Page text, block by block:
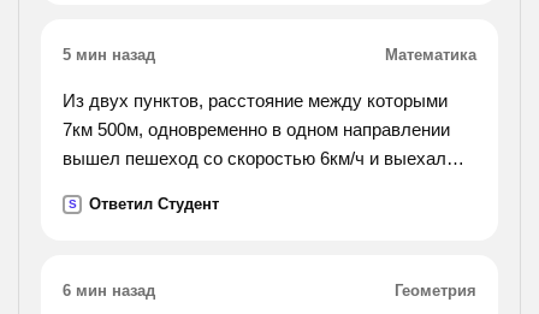
координат?).
5 мин назад Математика
Из двух пунктов, расстояние между которыми
7км 500м, одновременно в одном направлении
вышел пешеход со скоростью 6км/ч и выехал
догнал пешехода через 15мин
S Ответил Студент
6 мин назад Геометрия